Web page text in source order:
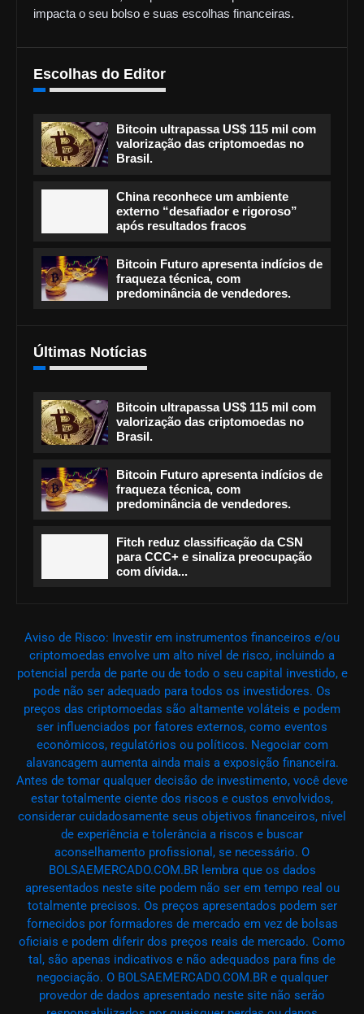
impacta o seu bolso e suas escolhas financeiras.
Escolhas do Editor
Bitcoin ultrapassa US$ 115 mil com
valorização das criptomoedas no
Brasil.
China reconhece um ambiente
externo “desafiador e rigoroso”
após resultados fracos
Bitcoin Futuro apresenta indícios de
fraqueza técnica, com
predominância de vendedores.
Últimas Notícias
Bitcoin ultrapassa US$ 115 mil com
valorização das criptomoedas no
Brasil.
Bitcoin Futuro apresenta indícios de
fraqueza técnica, com
predominância de vendedores.
Fitch reduz classificação da CSN
para CCC+ e sinaliza preocupação
com dívida...
Aviso de Risco: Investir em instrumentos financeiros e/ou
criptomoedas envolve um alto nível de risco, incluindo a
potencial perda de parte ou de todo o seu capital investido, e
pode não ser adequado para todos os investidores. Os
preços das criptomoedas são altamente voláteis e podem
ser influenciados por fatores externos, como eventos
econômicos, regulatórios ou políticos. Negociar com
alavancagem aumenta ainda mais a exposição financeira.
Antes de tomar qualquer decisão de investimento, você deve
estar totalmente ciente dos riscos e custos envolvidos,
considerar cuidadosamente seus objetivos financeiros, nível
de experiência e tolerância a riscos e buscar
aconselhamento profissional, se necessário. O
BOLSAEMERCADO.COM.BR lembra que os dados
apresentados neste site podem não ser em tempo real ou
totalmente precisos. Os preços apresentados podem ser
fornecidos por formadores de mercado em vez de bolsas
oficiais e podem diferir dos preços reais de mercado. Como
tal, são apenas indicativos e não adequados para fins de
negociação. O BOLSAEMERCADO.COM.BR e qualquer
provedor de dados apresentado neste site não serão